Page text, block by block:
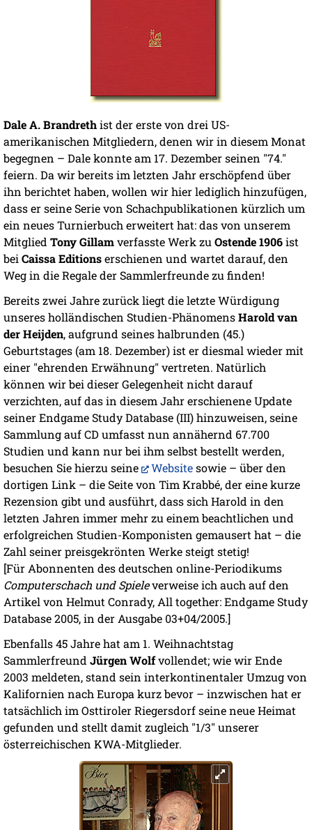
Dale A. Brandrethist der erste von drei US-
amerikanischen Mitgliedern, denen wir in diesem Monat
begegnen – Dale konnte am 17. Dezember seinen "74."
feiern. Da wir bereits im letzten Jahr erschöpfend über
ihn berichtet haben, wollen wir hier lediglich hinzufügen,
dass er seine Serie von Schachpublikationen kürzlich um
ein neues Turnierbuch erweitert hat: das von unserem
Mitglied Tony Gillamverfasste Werk zu Ostende 1906ist
bei Caissa Editionserschienen und wartet darauf, den
Weg in die Regale der Sammlerfreunde zu finden!
Bereits zwei Jahre zurück liegt die letzte Würdigung
unseres holländischen Studien-PhänomensHarold van
der Heijden, aufgrund seines halbrunden (45.)
Geburtstages (am 18. Dezember) ist er diesmal wieder mit
einer "ehrenden Erwähnung" vertreten. Natürlich
können wir bei dieser Gelegenheit nicht darauf
verzichten, auf das in diesem Jahr erschienene Update
seiner Endgame Study Database (III) hinzuweisen, seine
Sammlung auf CD umfasst nun annähernd 67.700
Studien und kann nur bei ihm selbst bestellt werden,
besuchen Sie hierzu seine
Websitesowie – über den
dortigen Link – die Seite von Tim Krabbé, der eine kurze
Rezension gibt und ausführt, dass sich Harold in den
letzten Jahren immer mehr zu einem beachtlichen und
erfolgreichen Studien-Komponisten gemausert hat – die
Zahl seiner preisgekrönten Werke steigt stetig!
[Für Abonnenten des deutschen online-Periodikums
Computerschach und Spieleverweise ich auch auf den
Artikel von Helmut Conrady, All together: Endgame Study
Database 2005, in der Ausgabe 03+04/2005.]
Ebenfalls 45 Jahre hat am 1. Weihnachtstag
Sammlerfreund Jürgen Wolfvollendet; wie wir Ende
2003 meldeten, stand sein interkontinentaler Umzug von
Kalifornien nach Europa kurz bevor – inzwischen hat er
tatsächlich im Osttiroler Riegersdorf seine neue Heimat
gefunden und stellt damit zugleich "1/3" unserer
österreichischen KWA-Mitglieder.